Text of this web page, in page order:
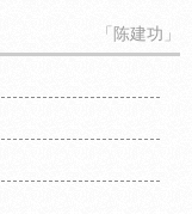
「陈建功」